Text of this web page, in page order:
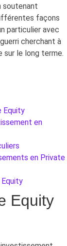
soutenant
façons
particulier avec
cherchant à
sur le long terme.
Equity
en
en Private
Equity